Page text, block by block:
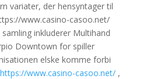
variater, der hensyntager til
www.casino-casoo.net/
inkluderer Multihand
Downtown for spiller
elske komme forbi
https://www.casino-casoo.net/,